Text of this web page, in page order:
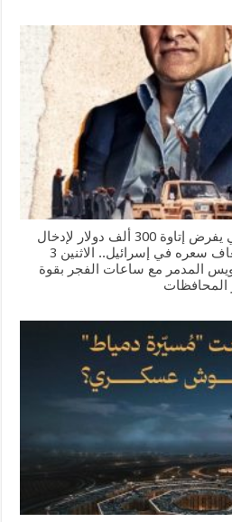
“تجارة بالدم والألم”العرجاني يفرض إتاوة 300 ألف دولار لإدخال
أدوية لغزة ويبيع الوقود بأضعاف سعره في إسرائيل.. الاثنين 3
السويس المدمر مع ساعات الفجر بقوة